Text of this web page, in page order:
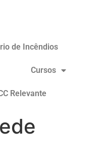
de Incêndios
Cursos
Relevante